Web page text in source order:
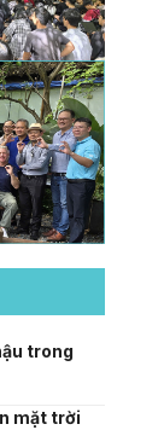
trong
mặt trời